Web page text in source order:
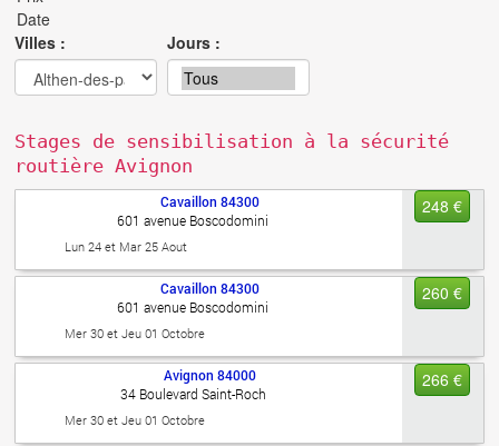
Villes : Jours :
Stages de sensibilisation à la sécurité
routière Avignon
248 €
Cavaillon 84300
601 avenue Boscodomini
Lun 24 et Mar 25 Aout
260 €
Cavaillon 84300
601 avenue Boscodomini
Mer 30 et Jeu 01 Octobre
266 €
Avignon 84000
34 Boulevard Saint-Roch
Mer 30 et Jeu 01 Octobre